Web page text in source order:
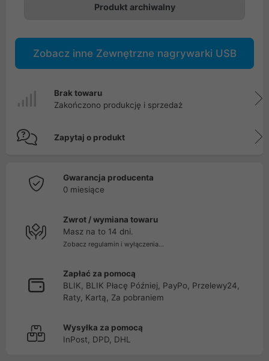
Produkt archiwalny
Zobacz inne Zewnętrzne nagrywarki USB
Brak towaru
Zakończono produkcję i sprzedaż
Zapytaj o produkt
Gwarancja producenta
0 miesiące
Zwrot / wymiana towaru
Masz na to 14 dni.
Zobacz regulamin i wyłączenia...
Zapłać za pomocą
BLIK, BLIK Płacę Później, PayPo, Przelewy24,
Raty, Kartą, Za pobraniem
Wysyłka za pomocą
InPost, DPD, DHL